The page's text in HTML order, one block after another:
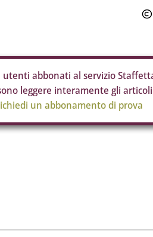
utenti abbonati al servizio
leggere interamente gli
un abbonamento di prova
notizia